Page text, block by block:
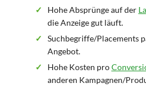
Hohe Absprünge auf der
die Anzeige gut läuft.
Suchbegriffe/Placements
Angebot.
Hohe Kosten pro
anderen Kampagnen/